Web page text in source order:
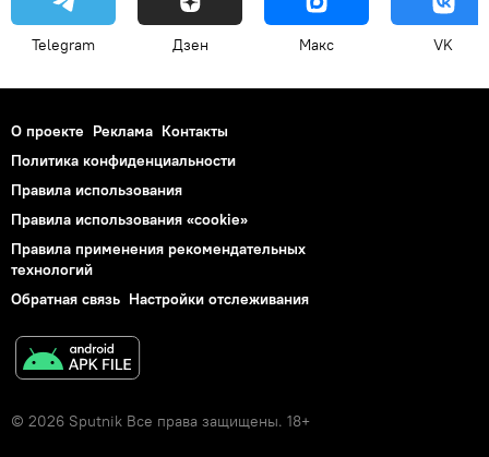
Telegram Дзен Макс VK
О проекте Реклама Контакты
Политика конфиденциальности
Правила использования
Правила использования «cookie»
Правила применения рекомендательных
технологий
Обратная связь Настройки отслеживания
© 2026 Sputnik Все права защищены. 18+